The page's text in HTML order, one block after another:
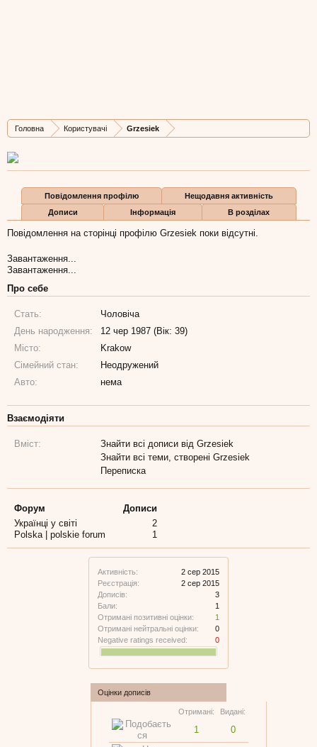
Головна Користувачі Grzesiek
Активність:
2 сер 2015
Реєстрація:
2 сер 2015
Дописів:
3
Бали:
1
Отримані позитивні оцінки:
1
Отримані нейтральні оцінки:
0
Negative ratings received:
0
Оцінки дописів
Отримані: Видані:
1 0
Дописів
3
Карма
1
Бали
1
Повідомлення профілю
Нещодавня активність
Дописи
Інформація В розділах
Повідомлення на сторінці профілю Grzesiek поки відсутні.
Завантаження...
Завантаження...
Про себе
Стать:
Чоловіча
День народження:
12 чер 1987 (Вік: 39)
Місто:
Krakow
Сімейний стан:
Неодружений
Авто:
нема
Взаємодіяти
Вміст:
Знайти всі дописи від Grzesiek
Знайти всі теми, створені Grzesiek
Переписка
Форум
Дописи
Українці у світі
2
Polska | polskie forum
1